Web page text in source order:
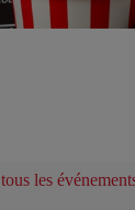
les